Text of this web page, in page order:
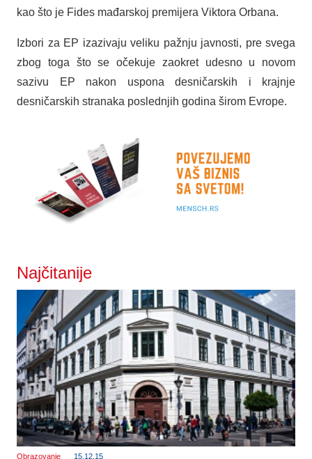
kao što je Fides mađarskoj premijera Viktora Orbana.
Izbori za EP izazivaju veliku pažnju javnosti, pre svega
zbog toga što se očekuje zaokret udesno u novom
sazivu EP nakon uspona desničarskih i krajnje
desničarskih stranaka poslednjih godina širom Evrope.
Najčitanije
Obrazovanje 15.12.15